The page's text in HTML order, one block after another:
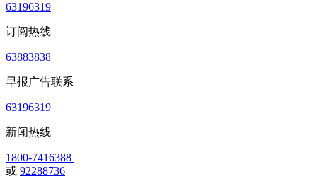
63196319
订阅热线
63883838
早报广告联系
63196319
新闻热线
1800-7416388
或 92288736